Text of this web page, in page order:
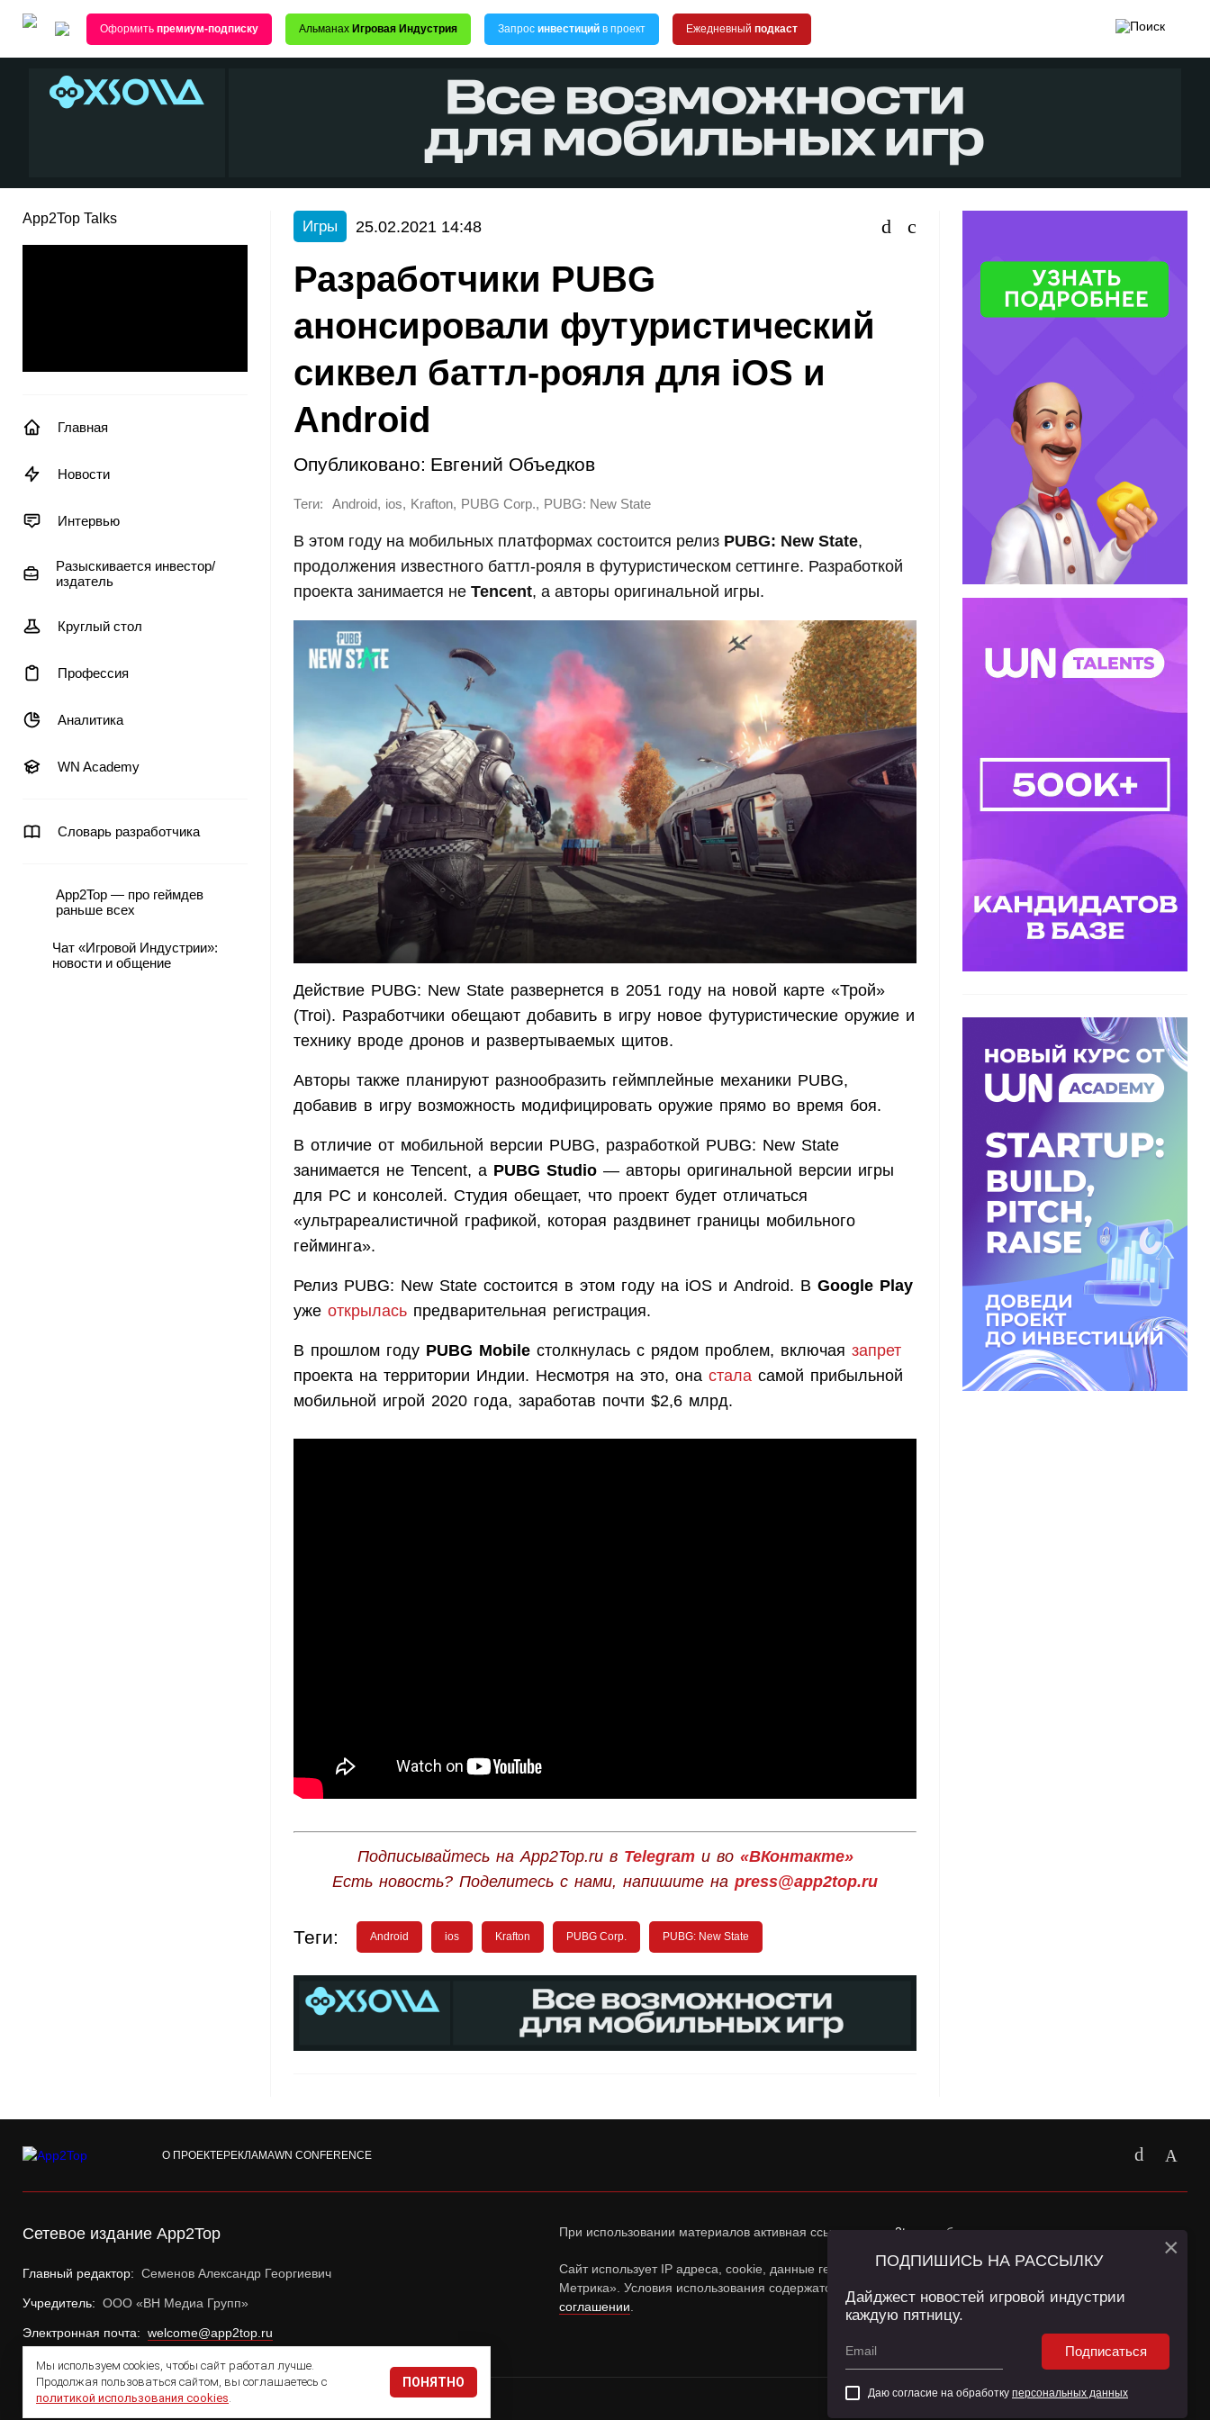
Оформить премиум-подписку Альманах Игровая Индустрия Запрос инвестиций в проект Ежедневный подкаст
App2Top Talks
Главная
Новости
Интервью
Разыскивается инвестор/
издатель
Круглый стол
Профессия
Аналитика
WN Academy
Словарь разработчика
App2Top — про геймдев
раньше всех
Чат «Игровой Индустрии»:
новости и общение
Игры 25.02.2021 14:48
Разработчики PUBG
анонсировали футуристический
сиквел баттл-рояля для iOS и
Android
Опубликовано: Евгений Объедков
Теги: Android, ios, Krafton, PUBG Corp., PUBG: New State
В этом году на мобильных платформах состоится релиз PUBG: New State,
продолжения известного баттл-рояля в футуристическом сеттинге. Разработкой
проекта занимается не Tencent, а авторы оригинальной игры.
Действие PUBG: New State развернется в 2051 году на новой карте «Трой»
(Troi). Разработчики обещают добавить в игру новое футуристические оружие и
технику вроде дронов и развертываемых щитов.
Авторы также планируют разнообразить геймплейные механики PUBG,
добавив в игру возможность модифицировать оружие прямо во время боя.
В отличие от мобильной версии PUBG, разработкой PUBG: New State
занимается не Tencent, а PUBG Studio — авторы оригинальной версии игры
для PC и консолей. Студия обещает, что проект будет отличаться
«ультрареалистичной графикой, которая раздвинет границы мобильного
гейминга».
Релиз PUBG: New State состоится в этом году на iOS и Android. В Google Play
уже открылась предварительная регистрация.
В прошлом году PUBG Mobile столкнулась с рядом проблем, включая запрет
проекта на территории Индии. Несмотря на это, она стала самой прибыльной
мобильной игрой 2020 года, заработав почти $2,6 млрд.
Подписывайтесь на App2Top.ru в Telegramи во «ВКонтакте»
Есть новость? Поделитесь с нами, напишите на press@app2top.ru
Теги: Android ios Krafton PUBG Corp. PUBG: New State
О ПРОЕКТЕРЕКЛАМАWN CONFERENCE
Сетевое издание App2Top
Главный редактор: Семенов Александр Георгиевич
Учредитель: ООО «ВН Медиа Групп»
Электронная почта: welcome@app2top.ru
При использовании материалов активная ссылка наapp2top.ruобязательна.
Сайт использует IP адреса, cookie, данные геолокации Пользователей сайта и сервис «Яндекс
Метрика». Условия использования содержатся вПолитике конфиденциальностии
соглашении.
© 2011 — 2026 App2Top
Мы используем cookies, чтобы сайт работал лучше.
Продолжая пользоваться сайтом, вы соглашаетесь с
политикой использования cookies.
ПОНЯТНО
ПОДПИШИСЬ НА РАССЫЛКУ
Дайджест новостей игровой индустрии
каждую пятницу.
Подписаться
Даю согласие на обработку персональных данных
×